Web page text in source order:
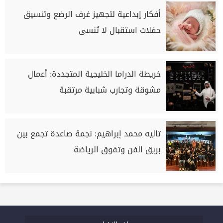
أفكار إبداعية لتجهيز غرف الرضع وتنسيق
حفلات استقبال لا تُنسى
خريطة الدراما الخليجية المتجددة: أعمال
مشوقة وتجارب شبابية مرتقبة
تاليه محمد إبراهيم: نجمة صاعدة تجمع بين
بريق الفن وتفوق الرياضة